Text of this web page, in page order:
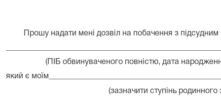
Прошу надати мені дозвіл на побачення з
(ПІБ обвинуваченого повністю, дата
який є
(зазначити ступінь родинного